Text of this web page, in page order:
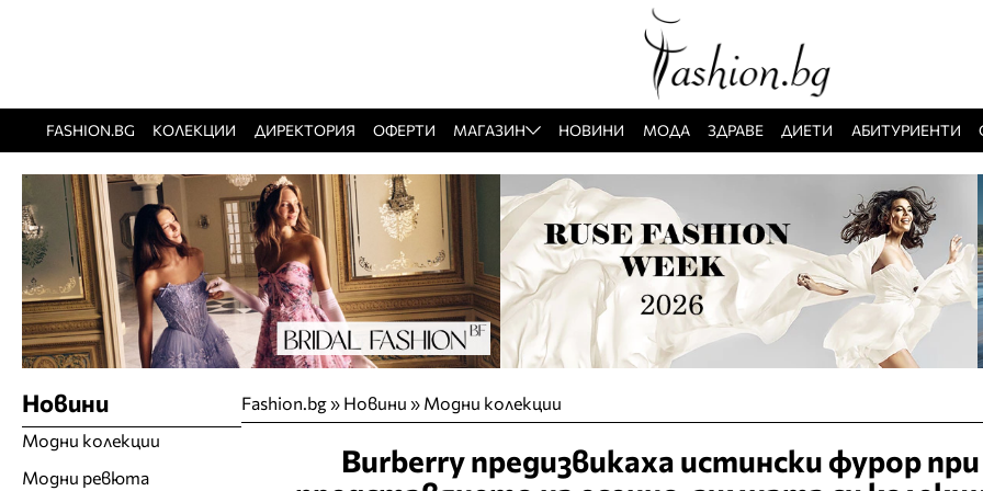
FASHION.BG КОЛЕКЦИИ ДИРЕКТОРИЯ ОФЕРТИ МАГАЗИН НОВИНИ МОДА ЗДРАВЕ ДИЕТИ АБИТУРИЕНТИ
Fashion.bg» Новини » Модни колекции
Burberry предизвикаха истински фурор при
Новини
Модни колекции
Модни ревюта